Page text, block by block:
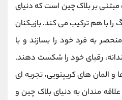
مبتنی بر بلاک چین است که دنیای
را با هم ترکیب می‌ کند. بازیکنان
به ‌فرد خود را بسازند و با
رقبای خود را شکست دهند.
و المان‌ های کریپتویی، تجربه ‌ای
‌مندان به دنیای بلاک چین و